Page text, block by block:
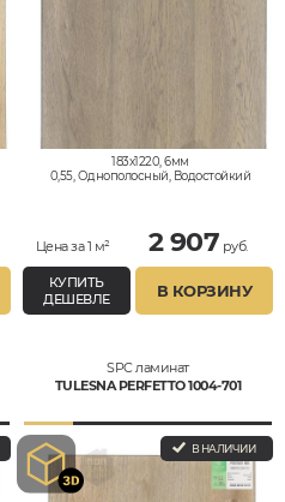
183x1220, 6мм
0,55, Однополосный, Водостойкий
Цена за 1 м² 2 907 руб.
КУПИТЬ
ДЕШЕВЛЕ
В КОРЗИНУ
SPC ламинат
TULESNA PERFETTO 1004-701
В НАЛИЧИИ